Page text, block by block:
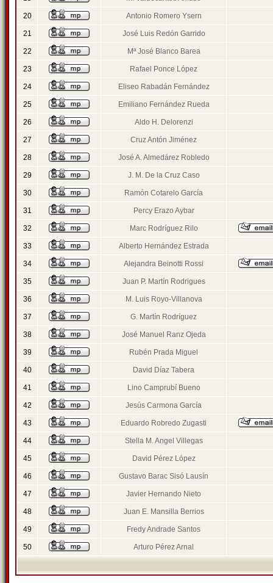
20 Antonio Romero Ysern
21 José Luis Redón Garrido
22 Mª José Blanco Barea
23 Rafael Ponce López
24 Eliseo Rabadán Fernández
25 Emiliano Fernández Rueda
26 Aldo H. Delorenzi
27 Cruz Antón Jiménez
28 José A. Almedárez Robledo
29 J. M. De la Cruz Caso
30 Ramón Cotarelo García
31 Percy Erazo Aybar
32 Marc Rodríguez Rilo
33 Alberto Hernández Estrada
34 Alejandra Beinotti Rossi
35 Juan P. Martín Rodrigues
36 M. Luis Royo-Villanova
37 G. Martín Rodríguez
38 José Manuel Ranz Ojeda
39 Rubén Prada Miguel
40 David Díaz Tabera
41 Lino Camprubí Bueno
42 Jesús Carmona García
43 Eduardo Robredo Zugasti
44 Stella M. Angel Villegas
45 David Pérez López
46 Gustavo Barac Sisó Lausín
47 Javier Hernando Nieto
48 Juan E. Mansilla Berrios
49 Fredy Andrade Santos
50 Arturo Pérez Arnal